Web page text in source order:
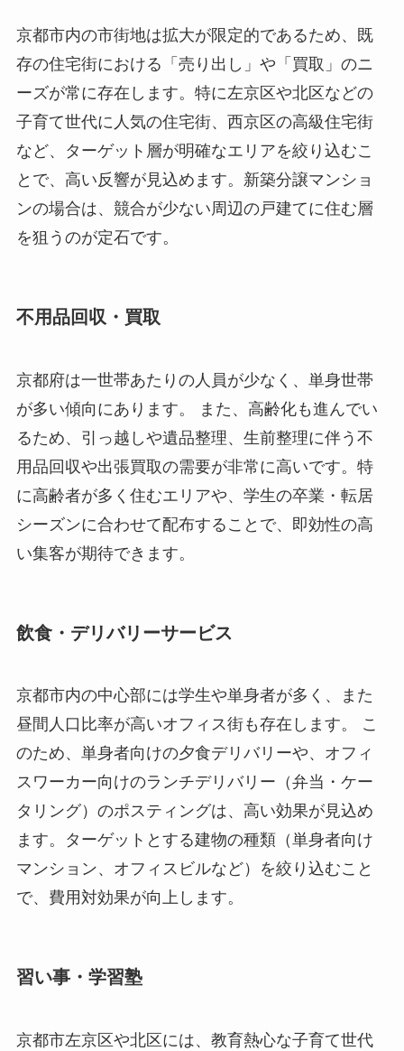
京都市内の市街地は拡大が限定的であるため、既
存の住宅街における「売り出し」や「買取」のニ
ーズが常に存在します。特に左京区や北区などの
子育て世代に人気の住宅街、西京区の高級住宅街
など、ターゲット層が明確なエリアを絞り込むこ
とで、高い反響が見込めます。新築分譲マンショ
ンの場合は、競合が少ない周辺の戸建てに住む層
を狙うのが定石です。
不用品回収・買取
京都府は一世帯あたりの人員が少なく、単身世帯
が多い傾向にあります。 また、高齢化も進んでい
るため、引っ越しや遺品整理、生前整理に伴う不
用品回収や出張買取の需要が非常に高いです。特
に高齢者が多く住むエリアや、学生の卒業・転居
シーズンに合わせて配布することで、即効性の高
い集客が期待できます。
飲食・デリバリーサービス
京都市内の中心部には学生や単身者が多く、また
昼間人口比率が高いオフィス街も存在します。 こ
のため、単身者向けの夕食デリバリーや、オフィ
スワーカー向けのランチデリバリー（弁当・ケー
タリング）のポスティングは、高い効果が見込め
ます。ターゲットとする建物の種類（単身者向け
マンション、オフィスビルなど）を絞り込むこと
で、費用対効果が向上します。
習い事・学習塾
京都市左京区や北区には、教育熱心な子育て世代